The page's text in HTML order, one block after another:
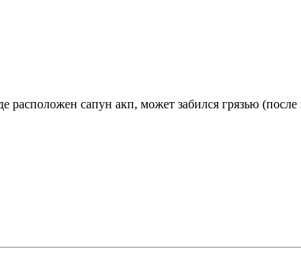
сапун акп, может забился грязью